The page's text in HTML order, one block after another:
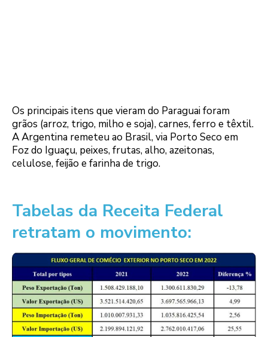
Os principais itens que vieram do Paraguai foram
grãos (arroz, trigo, milho e soja), carnes, ferro e têxtil.
A Argentina remeteu ao Brasil, via Porto Seco em
Foz do Iguaçu, peixes, frutas, alho, azeitonas,
celulose, feijão e farinha de trigo.
Tabelas da Receita Federal
retratam o movimento: